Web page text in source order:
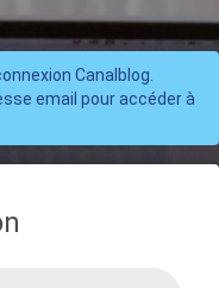
Canalblog.
email pour accéder à